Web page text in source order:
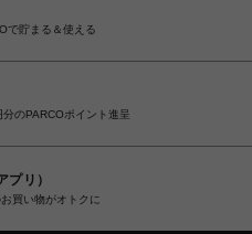
で貯まる＆使える
のPARCOポイント進呈
リ）
買い物がオトクに